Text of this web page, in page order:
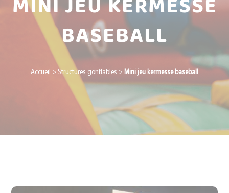
BASEBALL
Accueil > Structures gonflables > Mini jeu kermesse baseball